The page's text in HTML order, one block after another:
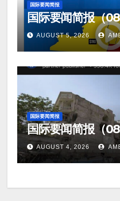
国际要闻简报
国际要闻简报（
AUGUST 5, 2026
国际要闻简报
国际要闻简报（
AUGUST 4, 2026